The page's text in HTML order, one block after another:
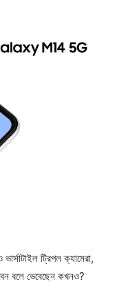
ট্রিপল ক্যামেরা,
বলে ভেবেছেন কখনও?